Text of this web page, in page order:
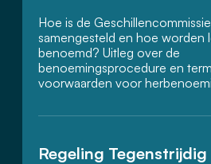
Hoe is de
samengesteld en hoe worden
benoemd? Uitleg over de
benoemingsprocedure en
voorwaarden voor
Regeling Tegenstrijdig